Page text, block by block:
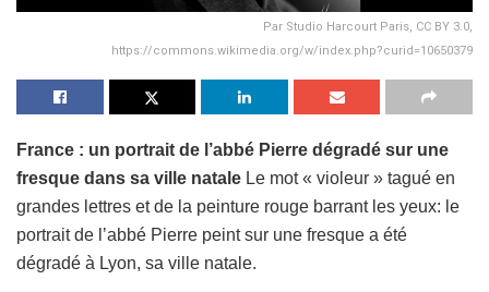
Par Studio Harcourt Paris, CC BY 3.0,
https://commons.wikimedia.org/w/index.php?curid=10650379
France : un portrait de l’abbé Pierre dégradé sur une
fresque dans sa ville natale Le mot « violeur » tagué en
grandes lettres et de la peinture rouge barrant les yeux: le
portrait de l’abbé Pierre peint sur une fresque a été
dégradé à Lyon, sa ville natale.